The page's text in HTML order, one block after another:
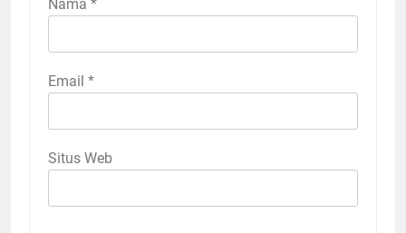
Nama *
Email *
Situs Web